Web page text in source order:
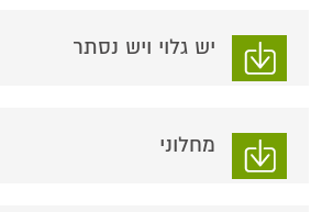
יש גלוי ויש נסתר
מחלוני